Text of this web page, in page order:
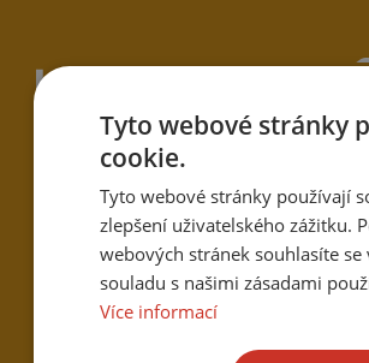
Hotel a restaurace U Vychopňů,
Jasenice 596, 755 01 Vsetín
+420 571 432 039
hotel@uvychopnu.com
Tyto webové stránky
cookie.
Tyto webové stránky používají
zlepšení uživatelského zážitku.
webových stránek souhlasíte
souladu s našimi zásadami
Více informací